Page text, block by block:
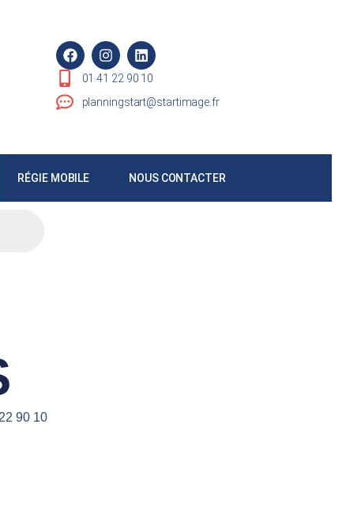
01 41 22 90 10
planningstart@startimage.fr
RÉGIE MOBILE NOUS CONTACTER
90 10